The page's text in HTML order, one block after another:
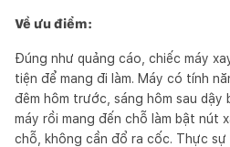
Về ưu điểm:
Đúng như quảng cáo, chiếc máy
tiện để mang đi làm. Máy có tính
đêm hôm trước, sáng hôm sau dậy
máy rồi mang đến chỗ làm bật nút
chỗ, không cần đổ ra cốc. Thực